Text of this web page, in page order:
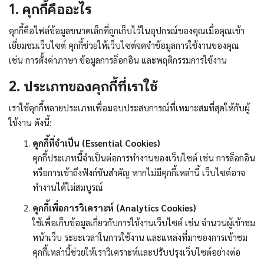
มั่งคั่งทางการเงิน
มั่งคั่งทางทรัพย์สิน
มั่งคั่งทางข่าวสาร
มั่งคั่งทางสลากกินแบ่งรัฐบาล
มั่งคั่งทางหวยลาว
1. คุกกี้คืออะไร
คุกกี้คือไฟล์ข้อมูลขนาดเล็กที่ถูกเก็บไว้ในอุปกรณ์ของคุณเมื่อคุณเข้า
เยี่ยมชมเว็บไซต์ คุกกี้ช่วยให้เว็บไซต์จดจำข้อมูลการใช้งานของคุณ
เช่น การตั้งค่าภาษา ข้อมูลการล็อกอิน และพฤติกรรมการใช้งาน
2. ประเภทของคุกกี้ที่เราใช้
เราใช้คุกกี้หลายประเภทเพื่อมอบประสบการณ์ที่เหมาะสมที่สุดให้กับผู้
ใช้งาน ดังนี้:
คุกกี้ที่จำเป็น (Essential Cookies)
คุกกี้ประเภทนี้จำเป็นต่อการทำงานของเว็บไซต์ เช่น การล็อกอิน
หรือการเข้าถึงฟังก์ชันสำคัญ หากไม่มีคุกกี้เหล่านี้ เว็บไซต์อาจ
ทำงานได้ไม่สมบูรณ์
คุกกี้เพื่อการวิเคราะห์ (Analytics Cookies)
ใช้เพื่อเก็บข้อมูลเกี่ยวกับการใช้งานเว็บไซต์ เช่น จำนวนผู้เข้าชม
หน้าเว็บ ระยะเวลาในการใช้งาน และแหล่งที่มาของการเข้าชม
คุกกี้เหล่านี้ช่วยให้เราวิเคราะห์และปรับปรุงเว็บไซต์อย่างต่อ